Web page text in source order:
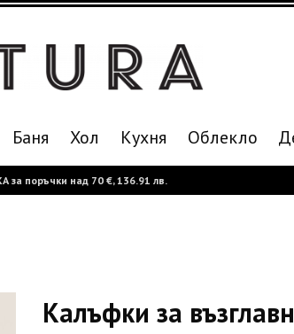
Баня Хол Кухня Oблекло
за поръчки над 70 €,136.91 лв.
Калъфки за